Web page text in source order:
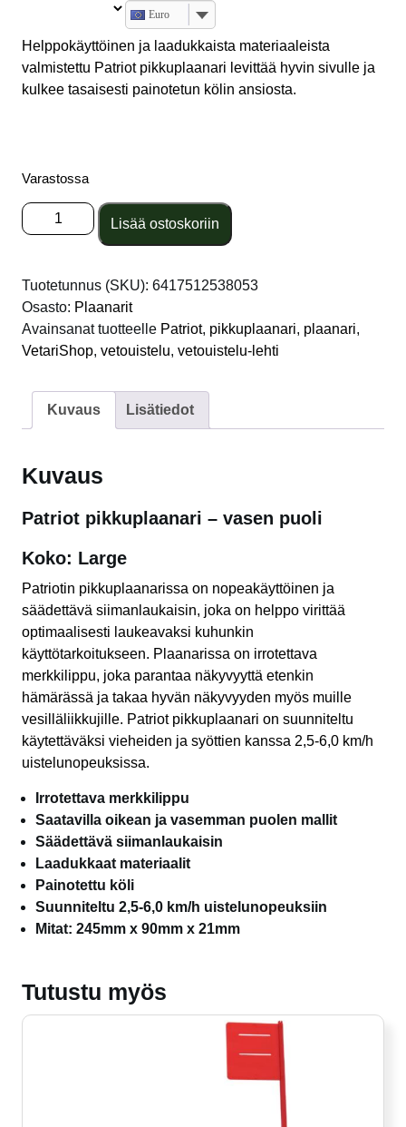
Euro
Helppokäyttöinen ja laadukkaista materiaaleista
valmistettu Patriot pikkuplaanari levittää hyvin sivulle ja
kulkee tasaisesti painotetun kölin ansiosta.
Varastossa
Patriot
pikkuplaanari
vasen
määrä
Lisää ostoskoriin
Tuotetunnus (SKU): 6417512538053
Osasto: Plaanarit
Avainsanat tuotteelle Patriot, pikkuplaanari, plaanari,
VetariShop, vetouistelu, vetouistelu-lehti
Kuvaus Lisätiedot
Kuvaus
Patriot pikkuplaanari – vasen puoli
Koko: Large
Patriotin pikkuplaanarissa on nopeakäyttöinen ja
säädettävä siimanlaukaisin, joka on helppo virittää
optimaalisesti laukeavaksi kuhunkin
käyttötarkoitukseen. Plaanarissa on irrotettava
merkkilippu, joka parantaa näkyvyyttä etenkin
hämärässä ja takaa hyvän näkyvyyden myös muille
vesilläliikkujille. Patriot pikkuplaanari on suunniteltu
käytettäväksi vieheiden ja syöttien kanssa 2,5-6,0 km/h
uistelunopeuksissa.
Irrotettava merkkilippu
Saatavilla oikean ja vasemman puolen mallit
Säädettävä siimanlaukaisin
Laadukkaat materiaalit
Painotettu köli
Suunniteltu 2,5-6,0 km/h uistelunopeuksiin
Mitat: 245mm x 90mm x 21mm
Tutustu myös